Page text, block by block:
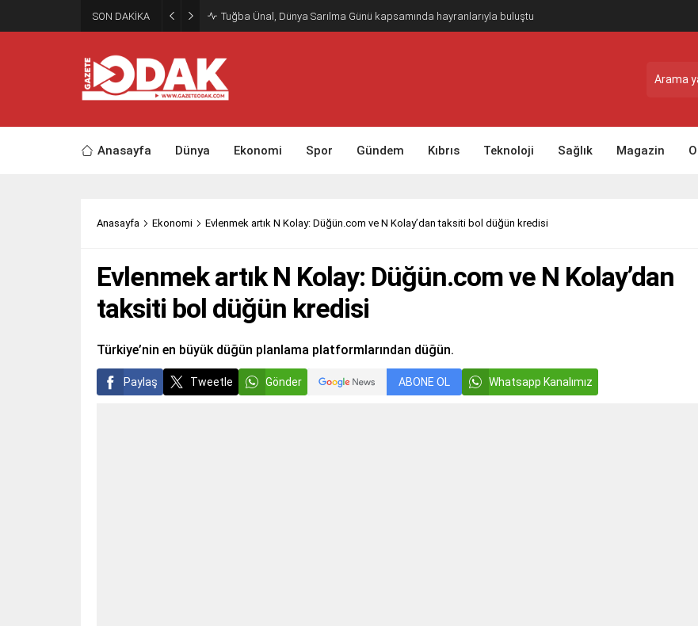
SON DAKİKA Tuğba Ünal, Dünya Sarılma Günü kapsamında hayranlarıyla buluştu
Anasayfa Dünya Ekonomi Spor Gündem Kıbrıs Teknoloji Sağlık Magazin
Anasayfa Ekonomi Evlenmek artık N Kolay: Düğün.com ve N Kolay’dan taksiti bol düğün kredisi
Evlenmek artık N Kolay: Düğün.com ve N Kolay’dan
taksiti bol düğün kredisi
Türkiye’nin en büyük düğün planlama platformlarından düğün.
Paylaş Tweetle Gönder ABONE OL Whatsapp Kanalımız